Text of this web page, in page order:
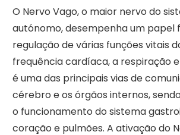
O Nervo Vago, o maior nervo do
autónomo, desempenha um papel
regulação de várias funções vitais
frequência cardíaca, a respiração
é uma das principais vias de
cérebro e os órgãos internos,
o funcionamento do sistema
coração e pulmões. A ativação do